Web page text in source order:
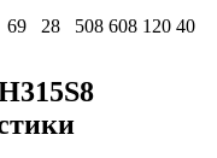
69 28 508 608 120 40